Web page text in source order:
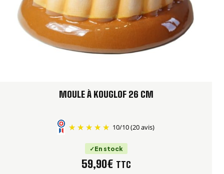
MOULE À KOUGLOF 26 CM
10/10(20 avis)
En stock
59,90€ TTC